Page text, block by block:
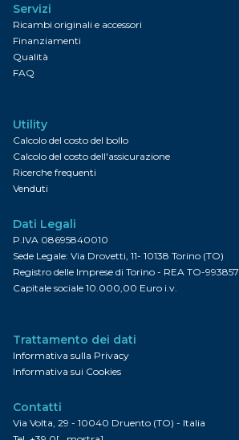
Servizi
Ricambi originali e accessori
Finanziamenti
Qualità
FAQ
Utility
Calcolo del costo del bollo
Calcolo del costo dell'assicurazione
Ricerche frequenti
Venduti
Dati Legali
P.IVA 08695840010
Sede Legale: Via Drovetti, 11- 10138 Torino (TO)
Registro delle Imprese di Torino - REA TO-993857
Capitale sociale 10.000,00 Euro i.v.
Trattamento dei dati
Informativa sulla Privacy
Informativa sui Cookies
Contatti
Via Volta, 29 - 10040 Druento (TO) - Italia